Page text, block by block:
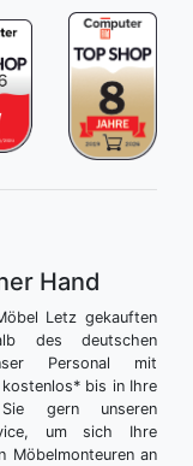
Hand
Letz gekauften
des deutschen
Personal mit
kostenlos* bis in Ihre
gern unseren
um sich Ihre
Möbelmonteuren an